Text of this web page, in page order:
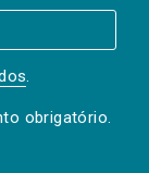
.
obrigatório.